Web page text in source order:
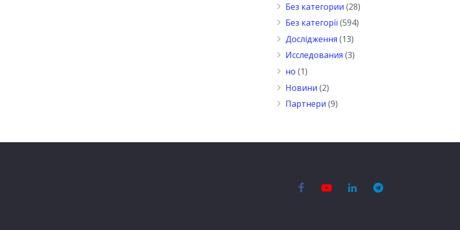
Без категории (28)
Без категорії(594)
Дослідження (13)
Исследования (3)
но (1)
Новини (2)
Партнери (9)